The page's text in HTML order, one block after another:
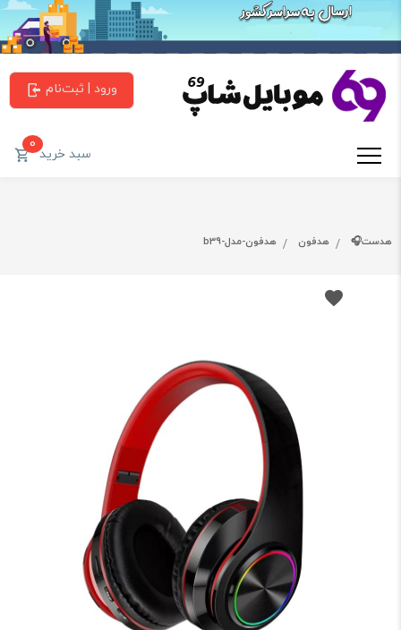
ورود | ثبت‌نام
سبد خرید0
هدست🎧 هدفون هدفون-مدل-b39